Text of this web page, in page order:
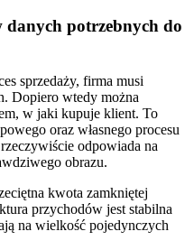
potrzebnych do
sprzedaży, firma musi
Dopiero wtedy można
w jaki kupuje klient. To
oraz własnego procesu
odpowiada na
obrazu.
kwota zamkniętej
przychodów jest stabilna
na wielkość pojedynczych